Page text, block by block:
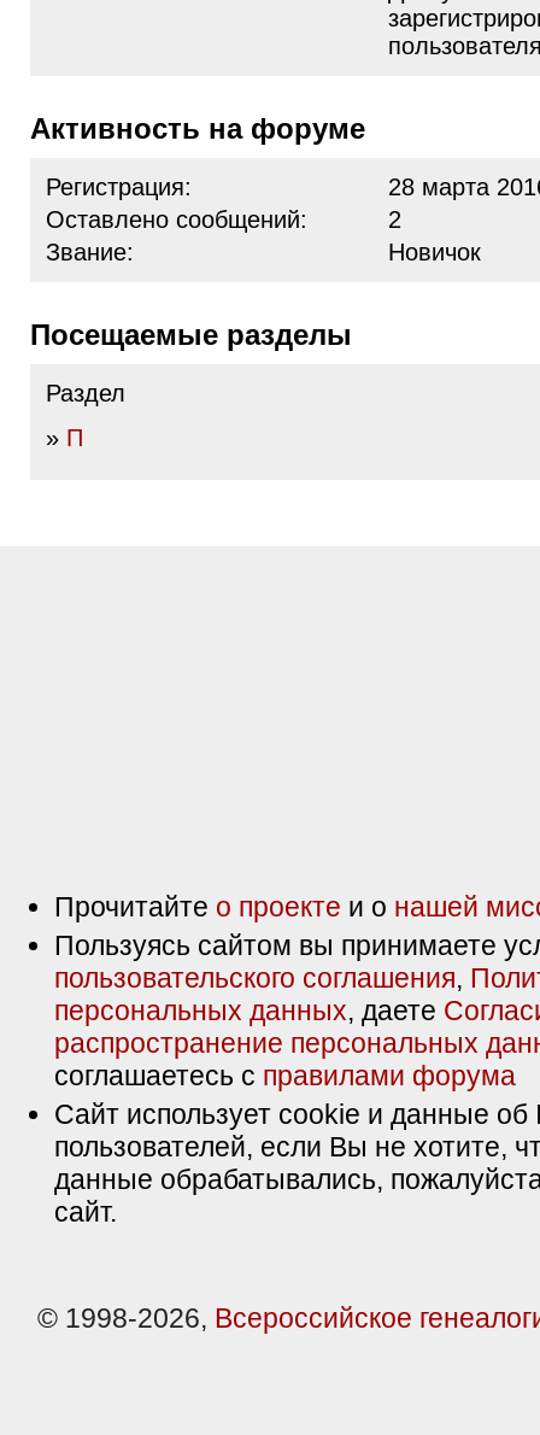
Активность на форуме
Регистрация:
28 марта
Оставлено сообщений:
2
Звание:
Новичок
Посещаемые разделы
Раздел
» П
Прочитайте о проекте и о нашей
Пользуясь сайтом вы принимаете
пользовательского соглашения,
персональных данных, даете
распространение персональных
соглашаетесь с правилами форума
Сайт использует cookie и данные об
пользователей, если Вы не хотите,
данные обрабатывались,
сайт.
© 1998-2026, Всероссийское